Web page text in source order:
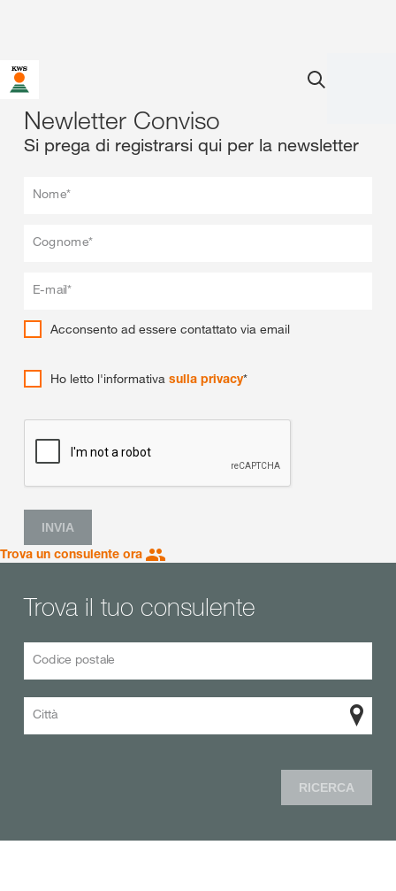
Newletter Conviso
Si prega di registrarsi qui per la newsletter
Nome*
Cognome*
E-mail*
Acconsento ad essere contattato via email
Ho letto l'informativa sulla privacy*
INVIA
Trova un consulente ora
Trova il tuo consulente
Codice postale
Città
RICERCA